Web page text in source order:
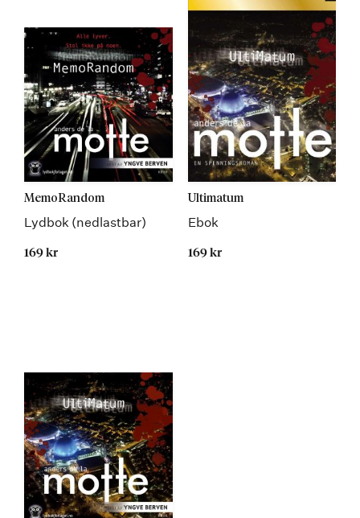
MemoRandom
Lydbok (nedlastbar)
169 kr
Ultimatum
Ebok
169 kr